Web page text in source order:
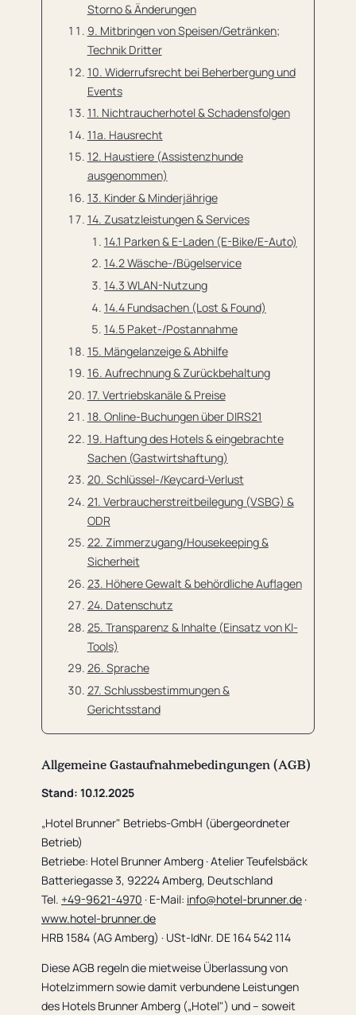
Storno & Änderungen
9. Mitbringen von Speisen/Getränken;
Technik Dritter
10. Widerrufsrecht bei Beherbergung und
Events
11. Nichtraucherhotel & Schadensfolgen
11a. Hausrecht
12. Haustiere (Assistenzhunde
ausgenommen)
13. Kinder & Minderjährige
14. Zusatzleistungen & Services
14.1 Parken & E-Laden (E-Bike/E-Auto)
14.2 Wäsche-/Bügelservice
14.3 WLAN-Nutzung
14.4 Fundsachen (Lost & Found)
14.5 Paket-/Postannahme
15. Mängelanzeige & Abhilfe
16. Aufrechnung & Zurückbehaltung
17. Vertriebskanäle & Preise
18. Online-Buchungen über DIRS21
19. Haftung des Hotels & eingebrachte
Sachen (Gastwirtshaftung)
20. Schlüssel-/Keycard-Verlust
21. Verbraucherstreitbeilegung (VSBG) &
ODR
22. Zimmerzugang/Housekeeping &
Sicherheit
23. Höhere Gewalt & behördliche Auflagen
24. Datenschutz
25. Transparenz & Inhalte (Einsatz von KI-
Tools)
26. Sprache
27. Schlussbestimmungen &
Gerichtsstand
Allgemeine Gastaufnahmebedingungen (AGB)
Stand: 10.12.2025
„Hotel Brunner" Betriebs-GmbH (übergeordneter
Betrieb)
Betriebe: Hotel Brunner Amberg · Atelier Teufelsbäck
Batteriegasse 3, 92224 Amberg, Deutschland
Tel. +49-9621-4970 · E-Mail: info@hotel-brunner.de ·
www.hotel-brunner.de
HRB 1584 (AG Amberg) · USt-IdNr. DE 164 542 114
Diese AGB regeln die mietweise Überlassung von
Hotelzimmern sowie damit verbundene Leistungen
des Hotels Brunner Amberg („Hotel") und – soweit